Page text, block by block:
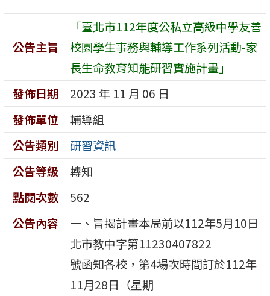
公告主旨
「臺北市112年度公私立高級中學友善
校園學生事務與輔導工作系列活動-家
長生命教育知能研習實施計畫」
發佈日期
2023 年 11 月 06 日
發佈單位
輔導組
公告類別
研習資訊
公告等級
轉知
點閱次數
562
公告內容
一、旨揭計畫本局前以112年5月10日
北市教中字第11230407822
號函知各校，第4場次時間訂於112年
11月28日（星期